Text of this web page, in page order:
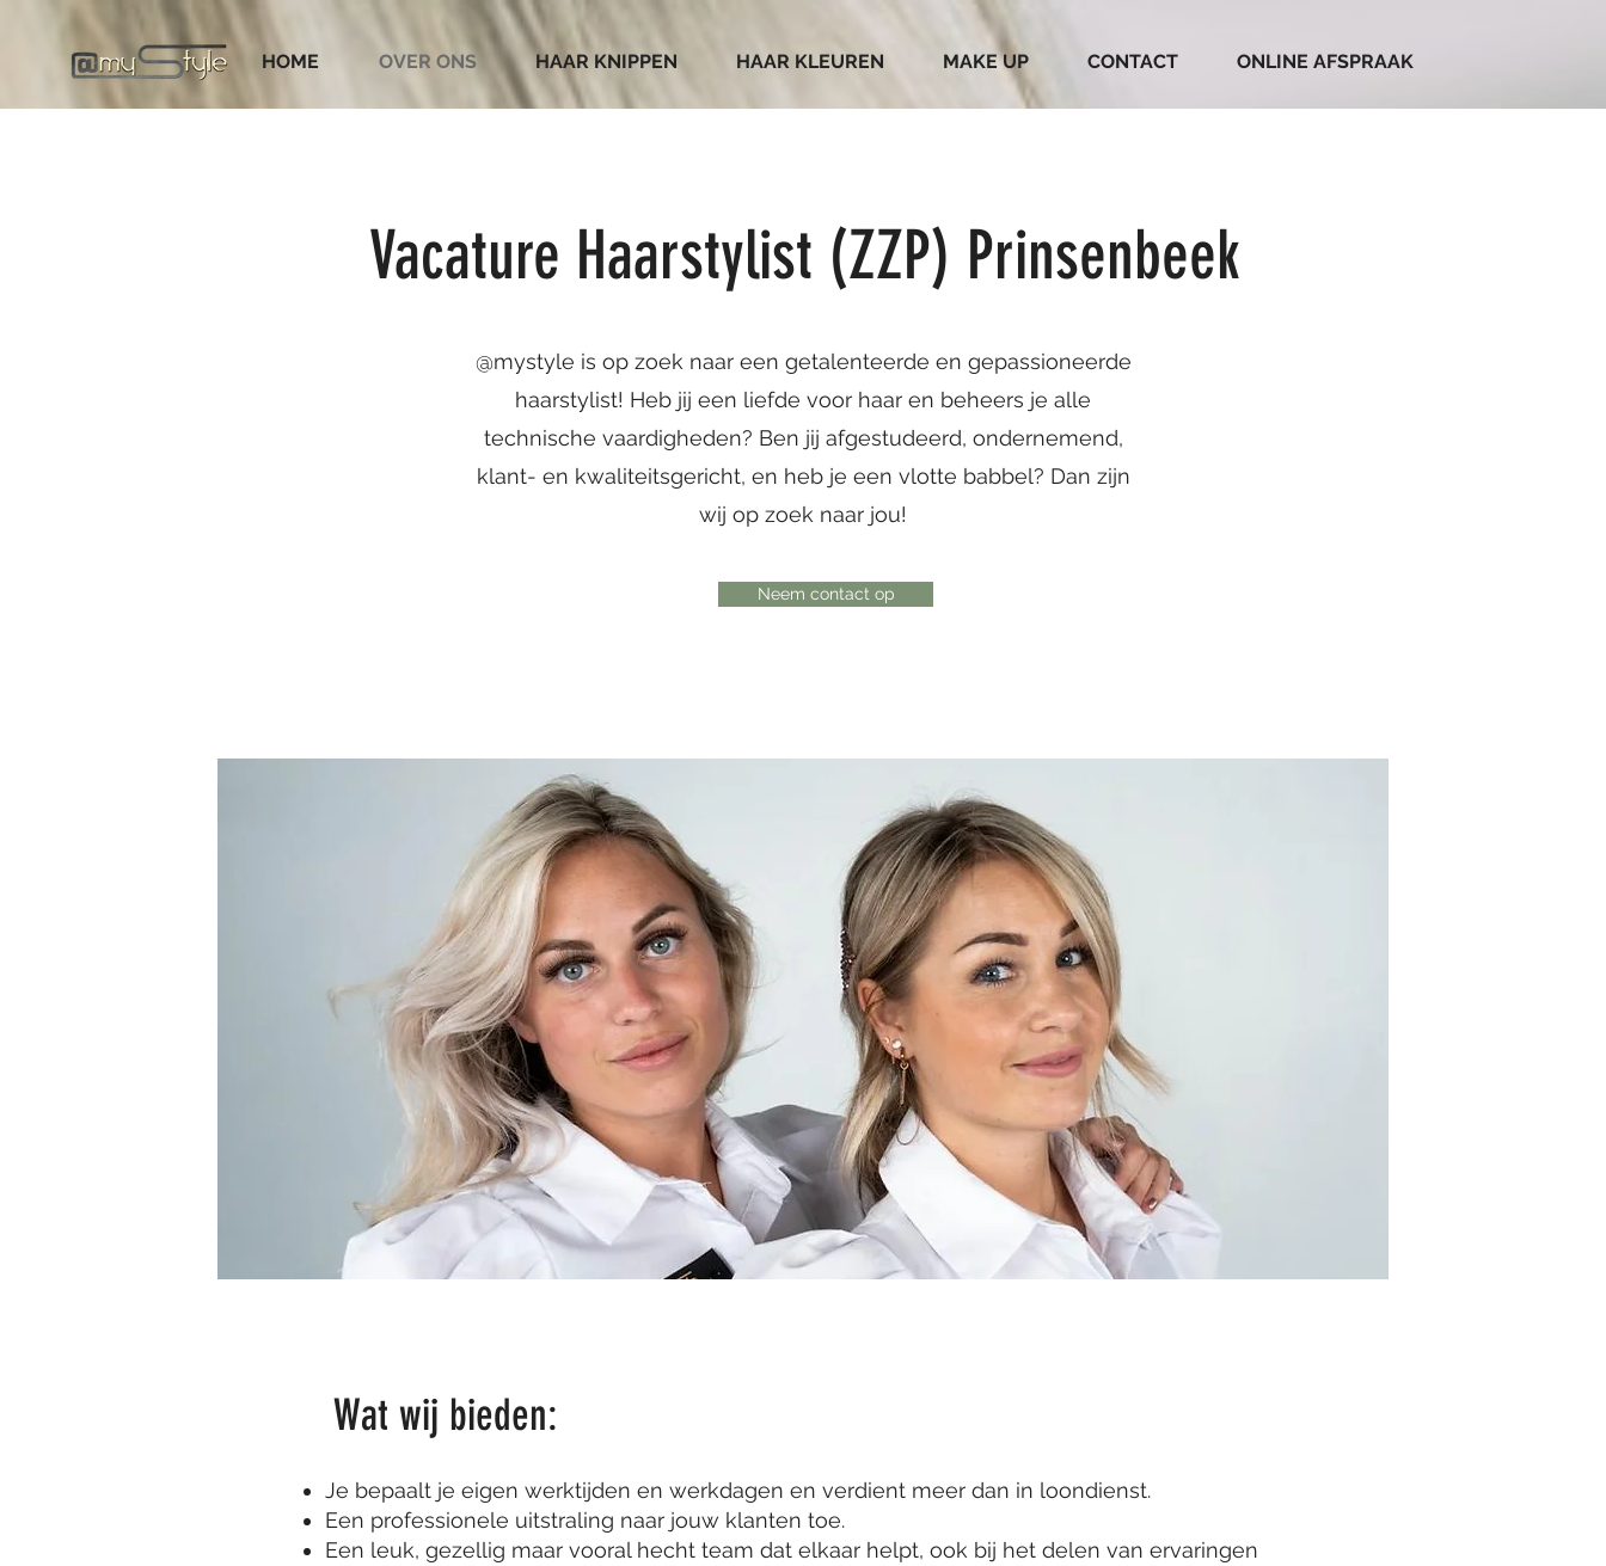
HOME OVER ONS HAAR KNIPPEN HAAR KLEUREN MAKE UP CONTACT ONLINE AFSPRAAK
Vacature Haarstylist (ZZP) Prinsenbeek
@mystyle is op zoek naar een getalenteerde en gepassioneerde
haarstylist! Heb jij een liefde voor haar en beheers je alle
technische vaardigheden? Ben jij afgestudeerd, ondernemend,
klant- en kwaliteitsgericht, en heb je een vlotte babbel? Dan zijn
wij op zoek naar jou!
Neem contact op
Wat wij bieden:
Je bepaalt je eigen werktijden en werkdagen en verdient meer dan in loondienst.
Een professionele uitstraling naar jouw klanten toe.
Een leuk, gezellig maar vooral hecht team dat elkaar helpt, ook bij het delen van ervaringen